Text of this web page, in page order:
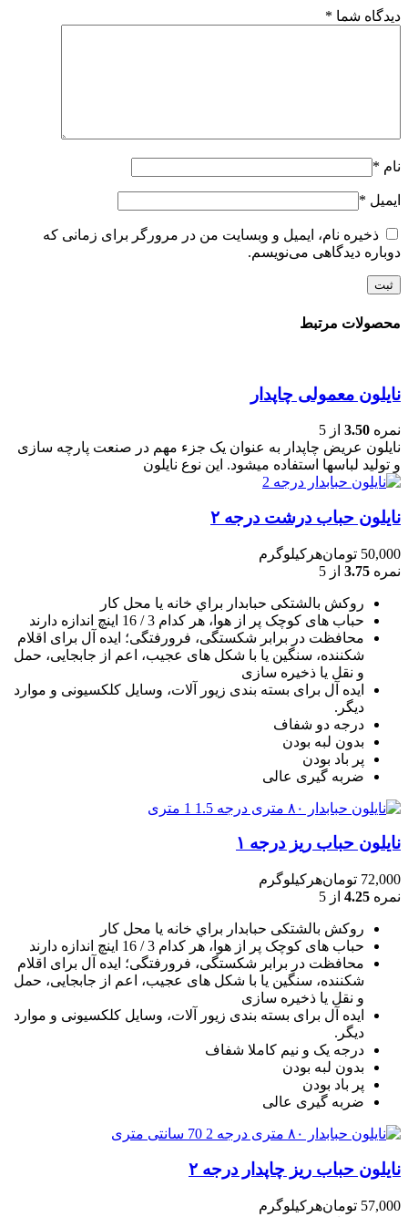
دیدگاه شما *
نام *
ایمیل *
ذخیره نام، ایمیل و وبسایت من در مرورگر برای زمانی که
دوباره دیدگاهی می‌نویسم.
محصولات مرتبط
نایلون معمولی چاپدار
نمره 3.50 از 5
نایلون عریض چاپدار به عنوان یک جزء مهم در صنعت پارچه سازی
و تولید لباسها استفاده میشود. این نوع نایلون
نایلون حباب درشت درجه ۲
50,000 تومانهرکیلوگرم
نمره 3.75 از 5
روکش بالشتکی حبابدار براي خانه يا محل کار
حباب های کوچک پر از هوا، هر کدام 3 / 16 اينچ اندازه دارند
محافظت در برابر شکستگی، فرورفتگی؛ ايده آل برای اقلام
شکننده، سنگين يا با شکل های عجيب، اعم از جابجايی، حمل
و نقل يا ذخيره سازی
ایده آل برای بسته بندی زیور آلات، وسایل کلکسیونی و موارد
دیگر.
درجه دو شفاف
بدون لبه بودن
پر باد بودن
ضربه گیری عالی
نایلون حباب ریز درجه ۱
72,000 تومانهرکیلوگرم
نمره 4.25 از 5
روکش بالشتکی حبابدار براي خانه يا محل کار
حباب های کوچک پر از هوا، هر کدام 3 / 16 اينچ اندازه دارند
محافظت در برابر شکستگی، فرورفتگی؛ ايده آل برای اقلام
شکننده، سنگين يا با شکل های عجيب، اعم از جابجايی، حمل
و نقل يا ذخيره سازی
ایده آل برای بسته بندی زیور آلات، وسایل کلکسیونی و موارد
دیگر.
درجه یک و نیم کاملا شفاف
بدون لبه بودن
پر باد بودن
ضربه گیری عالی
نایلون حباب ریز چاپدار درجه ۲
57,000 تومانهرکیلوگرم